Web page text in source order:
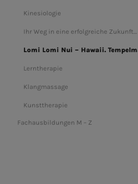
Kinesiologie
Ihr Weg in eine erfolgreiche Zukunft…
Lomi Lomi Nui – Hawaii.
Lerntherapie
Klangmassage
Kunsttherapie
Fachausbildungen M – Z